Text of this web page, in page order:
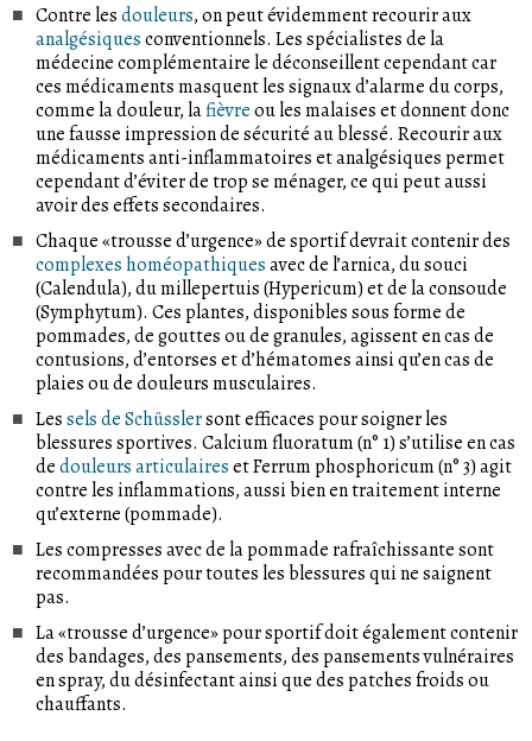
Contre lesdouleurs, on peut évidemment recourir aux
analgésiquesconventionnels. Les spécialistes de la
médecine complémentaire le déconseillent cependant car
ces médicaments masquent les signaux d’alarme du corps,
comme la douleur, lafièvreou les malaises et donnent donc
une fausse impression de sécurité au blessé. Recourir aux
médicaments anti-inflammatoires et analgésiques permet
cependant d’éviter de trop se ménager, ce qui peut aussi
avoir des effets secondaires.
Chaque «trousse d’urgence» de sportif devrait contenir des
complexes homéopathiquesavec de l’arnica, du souci
(Calendula), du millepertuis (Hypericum) et de la consoude
(Symphytum). Ces plantes, disponibles sous forme de
pommades, de gouttes ou de granules, agissent en cas de
contusions, d’entorses et d’hématomes ainsi qu’en cas de
plaies ou de douleurs musculaires.
Lessels de Schüsslersont efficaces pour soigner les
blessures sportives. Calcium fluoratum (n° 1) s’utilise en cas
dedouleurs articulaireset Ferrum phosphoricum (n° 3) agit
contre les inflammations, aussi bien en traitement interne
qu’externe (pommade).
Les compresses avec de la pommade rafraîchissante sont
recommandées pour toutes les blessures qui ne saignent
pas.
La «trousse d’urgence» pour sportif doit également contenir
des bandages, des pansements, des pansements vulnéraires
en spray, du désinfectant ainsi que des patches froids ou
chauffants.